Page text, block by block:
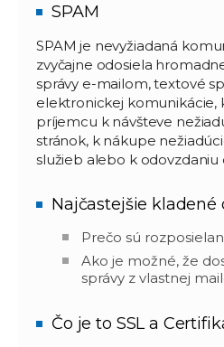
SPAM
SPAM je nevyžiadaná
zvyčajne odosiela
správy e-mailom, textové
elektronickej komunikácie,
príjemcu k návšteve
stránok, k nákupe
služieb alebo k odovzdaniu
Najčastejšie kladené
Prečo sú
Spamy sú vo
reklamného
možno najväčšie
väčšia
niekomu, kto na ňu
Ako je možné, že
správy z vlastnej
vznikol v čase keď
Čo je to SSL a